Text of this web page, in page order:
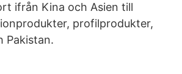
ifrån Kina och Asien till
profilprodukter,
Pakistan.